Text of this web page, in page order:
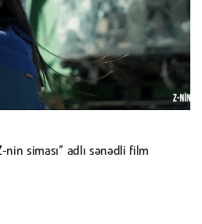
nin siması” adlı sənədli film